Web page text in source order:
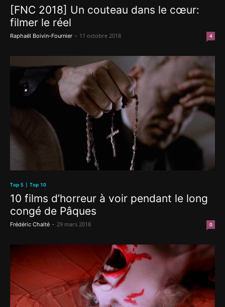
[FNC 2018] Un couteau dans le cœur:
filmer le réel
Raphaël Boivin-Fournier - 11 octobre 2018 4
Top 5 | Top 10
10 films d’horreur à voir pendant le long
congé de Pâques
Frédéric Chalté - 29 mars 2018 0